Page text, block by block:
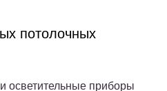
потолочных
осветительные приборы